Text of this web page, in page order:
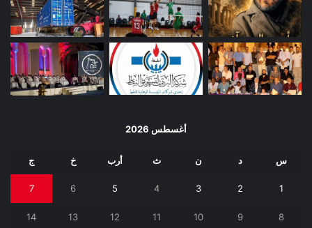
أغسطس 2026
س د ن ث أرب خ ج
1
2
3
4
5
6
7
8
9
10
11
12
13
14